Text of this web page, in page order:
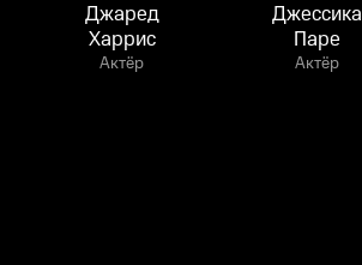
Джаред
Харрис
Актёр
Джессика
Паре
Актёр